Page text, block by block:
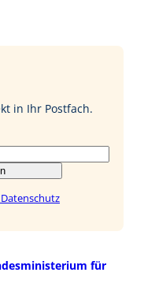
in Ihr Postfach.
für